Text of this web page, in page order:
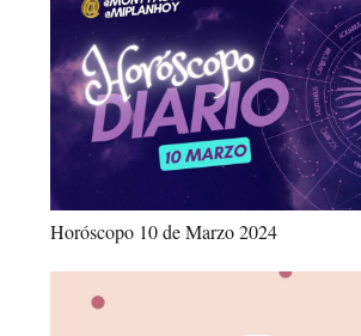
Horóscopo 10 de Marzo 2024